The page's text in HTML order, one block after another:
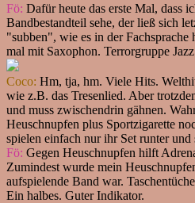
Fö: Dafür heute das erste Mal, dass
Bandbestandteil sehe, der ließ sich
"subben", wie es in der Fachsprache
mal mit Saxophon. Terrorgruppe
Coco: Hm, tja, hm. Viele Hits.
wie z.B. das Tresenlied. Aber
und muss zwischendrin gähnen.
Heuschnupfen plus Sportzigarette
spielen einfach nur ihr Set runter und
Fö: Gegen Heuschnupfen hilft
Zumindest wurde mein
aufspielende Band war.
Ein halbes. Guter Indikator.